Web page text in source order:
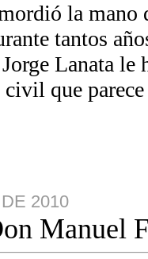
la mano
tantos
Lanata le
que parece
2010
Manuel